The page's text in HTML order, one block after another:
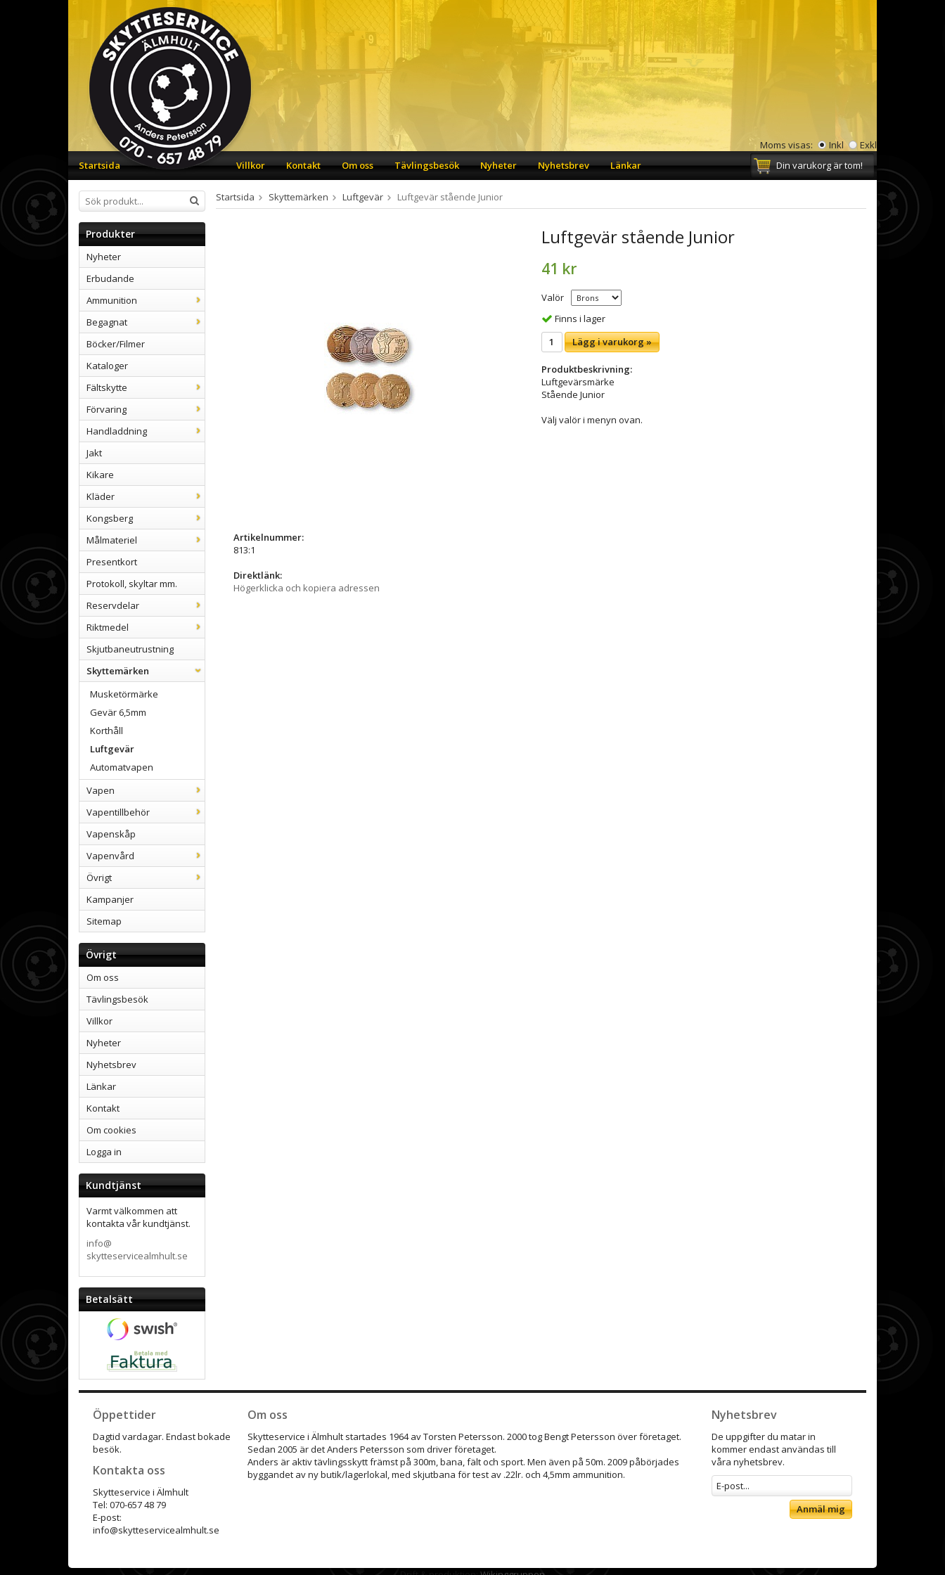
Moms visas: Inkl
Exkl
Startsida
Villkor Kontakt Om oss Tävlingsbesök Nyheter Nyhetsbrev Länkar Din varukorg är tom!
Produkter
Nyheter
Erbudande
Ammunition
Begagnat
Böcker/Filmer
Kataloger
Fältskytte
Förvaring
Handladdning
Jakt
Kikare
Kläder
Kongsberg
Målmateriel
Presentkort
Protokoll, skyltar mm.
Reservdelar
Riktmedel
Skjutbaneutrustning
Skyttemärken
Musketörmärke
Gevär 6,5mm
Korthåll
Luftgevär
Automatvapen
Vapen
Vapentillbehör
Vapenskåp
Vapenvård
Övrigt
Kampanjer
Sitemap
Övrigt
Om oss
Tävlingsbesök
Villkor
Nyheter
Nyhetsbrev
Länkar
Kontakt
Om cookies
Logga in
Kundtjänst
Varmt välkommen att
kontakta vår kundtjänst.
info@
skytteservicealmhult.se
Betalsätt
Startsida Skyttemärken Luftgevär Luftgevär stående Junior
Luftgevär stående Junior
41 kr
Valör
Finns i lager
Lägg i varukorg »
Produktbeskrivning:
Luftgevärsmärke
Stående Junior
Välj valör i menyn ovan.
Artikelnummer:
813:1
Direktlänk:
Högerklicka och kopiera adressen
Öppettider
Dagtid vardagar. Endast bokade
besök.
Kontakta oss
Skytteservice i Älmhult
Tel: 070-657 48 79
E-post:
info@skytteservicealmhult.se
Nyhetsbrev
De uppgifter du matar in
kommer endast användas till
våra nyhetsbrev.
Anmäl mig
Om oss
Skytteservice i Älmhult startades 1964 av Torsten Petersson. 2000 tog Bengt Petersson över företaget.
Sedan 2005 är det Anders Petersson som driver företaget.
Anders är aktiv tävlingsskytt främst på 300m, bana, fält och sport. Men även på 50m. 2009 påbörjades
byggandet av ny butik/lagerlokal, med skjutbana för test av .22lr. och 4,5mm ammunition.